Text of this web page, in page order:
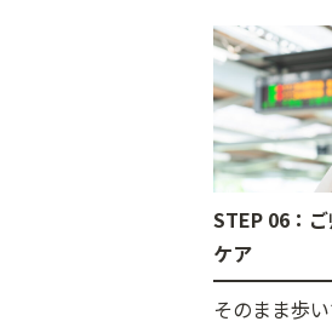
STEP 06：
ケア
そのまま歩